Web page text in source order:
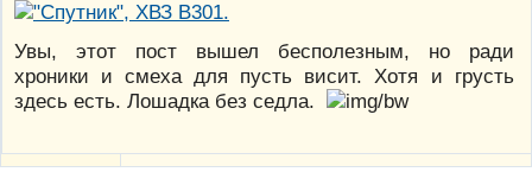
Увы, этот пост вышел бесполезным, но ради
хроники и смеха для пусть висит. Хотя и грусть
здесь есть. Лошадка без седла.